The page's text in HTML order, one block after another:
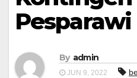
Pesparawi
By admin
JUN 9, 2022